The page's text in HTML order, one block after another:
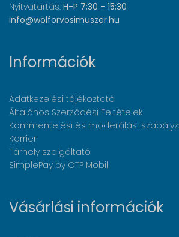
Nyitvatartás: H-P 7:30 - 15:30
info@wolforvosimuszer.hu
Információk
Adatkezelési tájékoztató
Általános Szerződési Feltételek
Kommentelési és moderálási
Karrier
Tárhely szolgáltató
SimplePay by OTP Mobil
Vásárlási információk